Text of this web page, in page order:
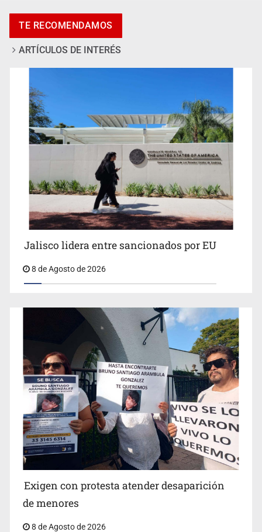
Llaman a mantener legado de Alcalde
Concierto patrio costará 32.9 mdp
TE RECOMENDAMOS
ARTÍCULOS DE INTERÉS
Jalisco lidera entre sancionados por EU
8 de Agosto de 2026
Exigen con protesta atender desaparición
de menores
8 de Agosto de 2026